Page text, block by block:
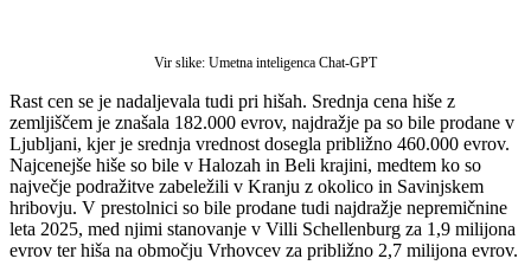
Vir slike: Umetna inteligenca Chat-GPT
Rast cen se je nadaljevala tudi pri hišah. Srednja cena hiše z
zemljiščem je znašala 182.000 evrov, najdražje pa so bile prodane v
Ljubljani, kjer je srednja vrednost dosegla približno 460.000 evrov.
Najcenejše hiše so bile v Halozah in Beli krajini, medtem ko so
največje podražitve zabeležili v Kranju z okolico in Savinjskem
hribovju. V prestolnici so bile prodane tudi najdražje nepremičnine
leta 2025, med njimi stanovanje v Villi Schellenburg za 1,9 milijona
evrov ter hiša na območju Vrhovcev za približno 2,7 milijona evrov.